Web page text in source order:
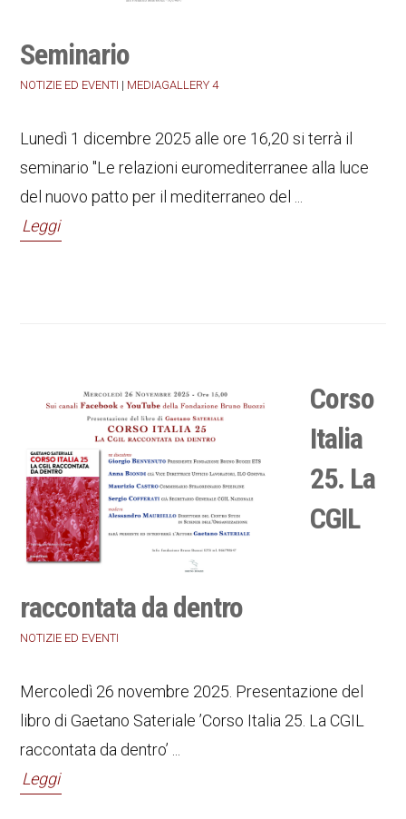
Seminario
NOTIZIE ED EVENTI | MEDIAGALLERY 4
Lunedì 1 dicembre 2025 alle ore 16,20 si terrà il
seminario "Le relazioni euromediterranee alla luce
del nuovo patto per il mediterraneo del ...
Leggi
Corso
Italia
25. La
CGIL
raccontata da dentro
NOTIZIE ED EVENTI
Mercoledì 26 novembre 2025. Presentazione del
libro di Gaetano Sateriale ’Corso Italia 25. La CGIL
raccontata da dentro’ ...
Leggi